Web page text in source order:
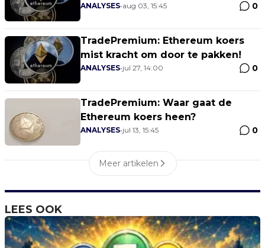
ANALYSES•aug 03, 15:45 0
TradePremium: Ethereum koers
mist kracht om door te pakken!
ANALYSES•jul 27, 14:00 0
TradePremium: Waar gaat de
Ethereum koers heen?
ANALYSES•jul 13, 15:45 0
Meer artikelen
LEES OOK